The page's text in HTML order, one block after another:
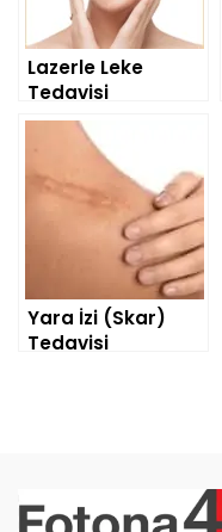
Lazerle Leke
Tedavisi
Yara İzi (Skar)
Tedavisi